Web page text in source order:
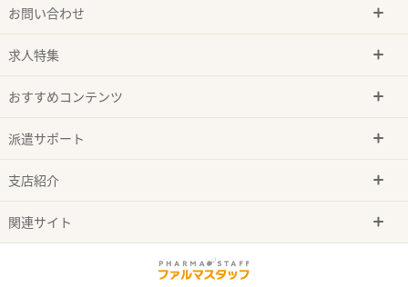
お問い合わせ
求人特集
おすすめコンテンツ
派遣サポート
支店紹介
関連サイト